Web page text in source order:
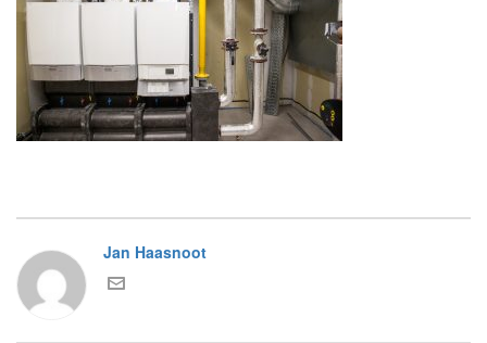
Jan Haasnoot